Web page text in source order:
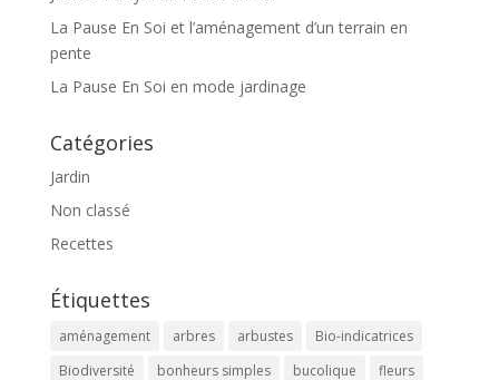
La Pause En Soi et l’aménagement d’un terrain en
pente
La Pause En Soi en mode jardinage
Catégories
Jardin
Non classé
Recettes
Étiquettes
aménagement arbres arbustes
Bio-indicatrices
Biodiversité
bonheurs simples bucolique fleurs